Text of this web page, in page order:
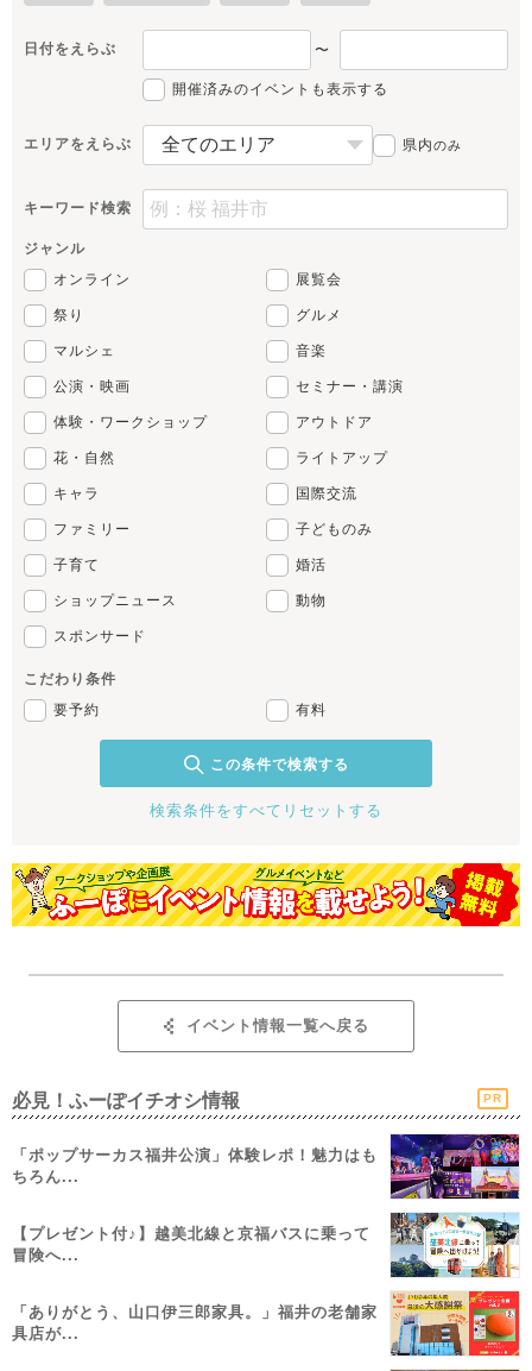
日付をえらぶ 〜
開催済みのイベントも表示する
エリアをえらぶ 県内のみ
キーワード検索
ジャンル
オンライン
展覧会
祭り グルメ
マルシェ 音楽
公演・映画 セミナー・講演
体験・ワークショップ アウトドア
花・自然 ライトアップ
キャラ 国際交流
ファミリー 子どものみ
子育て 婚活
ショップニュース 動物
スポンサード
こだわり条件
要予約
有料
この条件で検索する
検索条件をすべてリセットする
イベント情報一覧へ戻る
必見！ふーぽイチオシ情報 PR
「ポップサーカス福井公演」体験レポ！魅力はも
ちろん...
【プレゼント付♪】越美北線と京福バスに乗って
冒険へ...
「ありがとう、山口伊三郎家具。」福井の老舗家
具店が...